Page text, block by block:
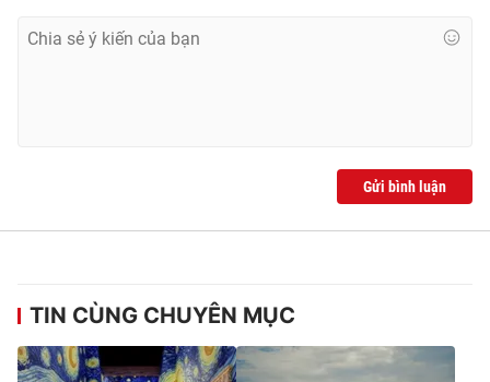
Gửi bình luận
TIN CÙNG CHUYÊN MỤC